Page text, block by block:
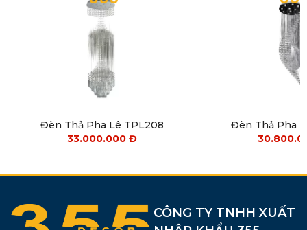
Đèn Thả Pha Lê TPL208
33.000.000Đ
Đèn Thả Pha
CÔNG TY TNHH XUẤT